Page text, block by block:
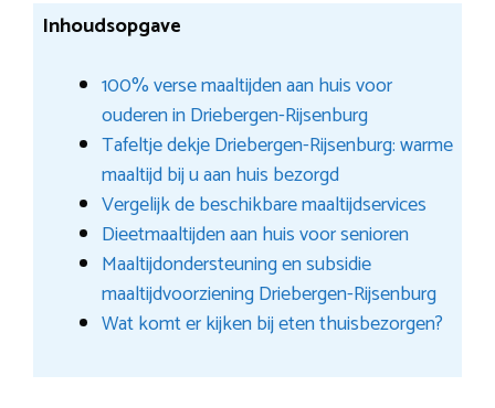
Inhoudsopgave
100% verse maaltijden aan huis voor
ouderen in Driebergen-Rijsenburg
Tafeltje dekje Driebergen-Rijsenburg: warme
maaltijd bij u aan huis bezorgd
Vergelijk de beschikbare maaltijdservices
Dieetmaaltijden aan huis voor senioren
Maaltijdondersteuning en subsidie
maaltijdvoorziening Driebergen-Rijsenburg
Wat komt er kijken bij eten thuisbezorgen?